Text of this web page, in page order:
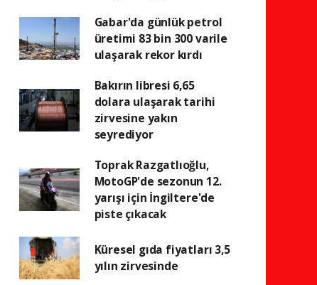
Gabar'da günlük petrol
üretimi 83 bin 300 varile
ulaşarak rekor kırdı
Bakırın libresi 6,65
dolara ulaşarak tarihi
zirvesine yakın
seyrediyor
Toprak Razgatlıoğlu,
MotoGP'de sezonun 12.
yarışı için İngiltere'de
piste çıkacak
Küresel gıda fiyatları 3,5
yılın zirvesinde